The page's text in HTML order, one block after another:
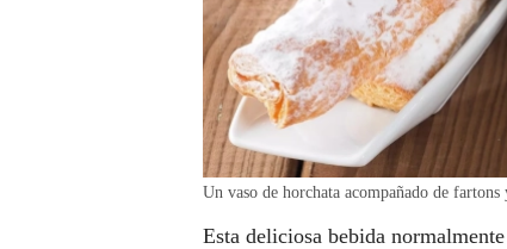
Un vaso de horchata acompañado de
Esta deliciosa bebida